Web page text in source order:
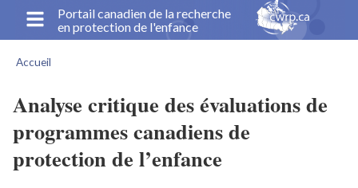
principal
Portail canadien de la recherche
en protection de l'enfance
d'Ariane
Accueil
Analyse critique des évaluations de
programmes canadiens de
protection de l’enfance